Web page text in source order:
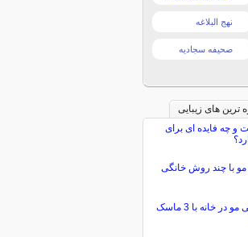
نهج البلاغه
صحیفه سجادیه
ترین های زیبایی
و چه فایده ای برای
با چند روش خانگی
پروتئین درمانی مو در خانه با 3 ماسک